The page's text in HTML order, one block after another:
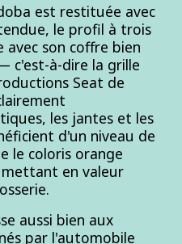
est restituée avec
le profil à trois
son coffre bien
c'est-à-dire la grille
Seat de
les jantes et les
d'un niveau de
le coloris orange
mettant en valeur
aussi bien aux
par l'automobile